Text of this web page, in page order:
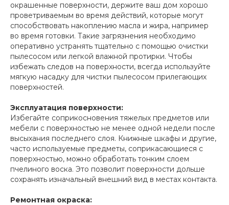
окрашенные поверхности, держите ваш дом хорошо
проветриваемым во время действий, которые могут
способствовать накоплению масла и жира, например
во время готовки. Такие загрязнения необходимо
оперативно устранять тщательно с помощью очистки
пылесосом или легкой влажной протирки. Чтобы
избежать следов на поверхности, всегда используйте
мягкую насадку для чистки пылесосом прилегающих
поверхностей.
Эксплуатация поверхности:
Избегайте соприкосновения тяжелых предметов или
мебели с поверхностью не менее одной недели после
высыхания последнего слоя. Книжные шкафы и другие,
часто используемые предметы, соприкасающиеся с
поверхностью, можно обработать тонким слоем
пчелиного воска. Это позволит поверхности дольше
сохранять изначальный внешний вид в местах контакта.
Ремонтная окраска: